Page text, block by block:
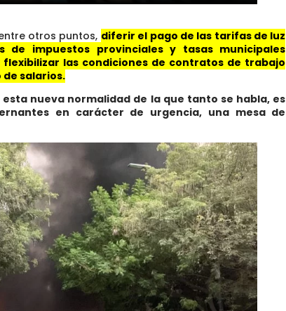
otros puntos, diferir el pago de las tarifas de luz
de impuestos provinciales y tasas municipales
las condiciones de contratos de trabajo
de salarios.
nueva normalidad de la que tanto se habla, es
en carácter de urgencia, una mesa de